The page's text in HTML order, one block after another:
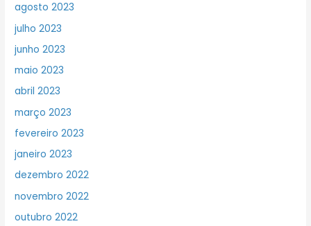
agosto 2023
julho 2023
junho 2023
maio 2023
abril 2023
março 2023
fevereiro 2023
janeiro 2023
dezembro 2022
novembro 2022
outubro 2022